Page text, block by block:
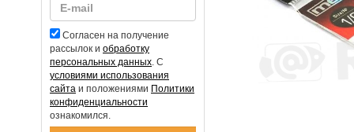
Согласен на получение
рассылок и обработку
персональных данных. С
условиями использования
сайта и положениями Политики
конфиденциальности
ознакомился.